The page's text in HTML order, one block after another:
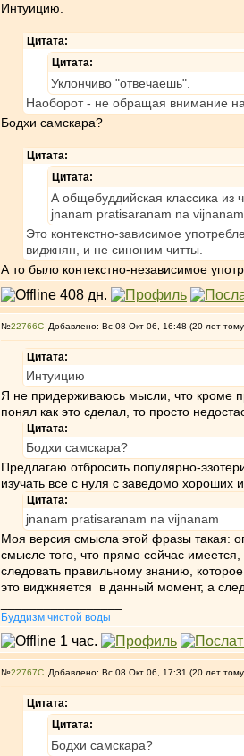
Интуицию.
Цитата:
Цитата:
Уклончиво "отвечаешь".
Наоборот - не обращая внимание
Бодхи самскара?
Цитата:
Цитата:
А общебуддийская классика из
jnanam pratisaranam na vijnanam
Это контекстно-зависимое
виджнян, и не синоним читты.
А то было контекстно-независимое
№22766 Добавлено: Вс 08 Окт 06, 16:48 (20 лет
Цитата:
Интуицию
Я не придерживаюсь мысли, что кроме
понял как это сделал, то просто
Цитата:
Бодхи самскара?
Предлагаю отбросить популярно-
изучать все с нуля с заведомо хороших
Цитата:
jnanam pratisaranam na vijnanam
Моя версия смысла этой фразы такая:
смысле того, что прямо сейчас
следовать правильному знанию,
это виджняется в данный момент, а
Буддизм чистой воды
№22767 Добавлено: Вс 08 Окт 06, 17:31 (20 лет
Цитата:
Цитата:
Бодхи самскара?